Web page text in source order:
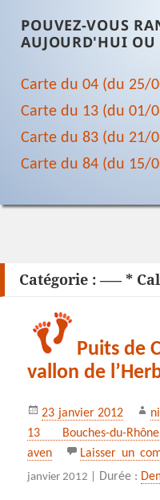
POUVEZ-VOUS
AUJOURD'HUI
Carte du 04 (du 25/
Carte du 13 (du 01/
Carte du 83 (du 21/
Carte du 84 (du 15/
Catégorie : —– *
Puits de
vallon de
Publié
le
23 janvier 2012
13 Bouches-du-Rhône
aven
Laisser un
janvier 2012 |
Durée :